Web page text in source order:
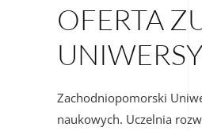
OFERTA
Zachodniopomorski
naukowych. Uczelnia